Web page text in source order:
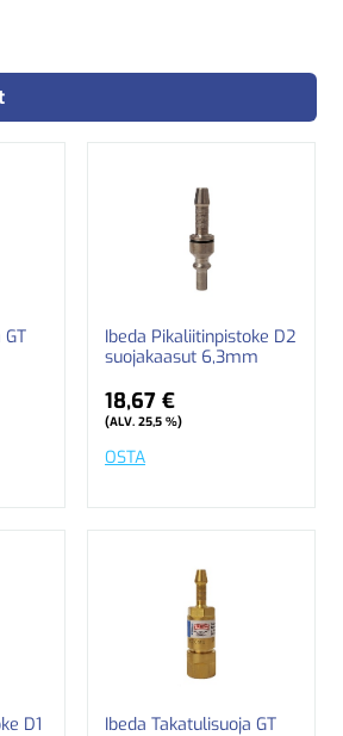
Ibeda Pikaliitinpistoke D2
suojakaasut 6,3mm
18,67 €
(ALV. 25,5 %)
OSTA
D1
Ibeda Takatulisuoja GT